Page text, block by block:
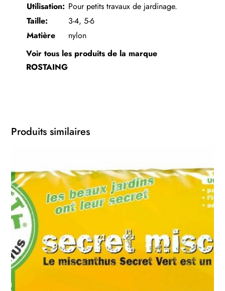
Utilisation: Pour petits travaux de jardinage.
Taille:
3-4, 5-6
Matière
nylon
Voir tous les produits de la marque
ROSTAING
Produits similaires